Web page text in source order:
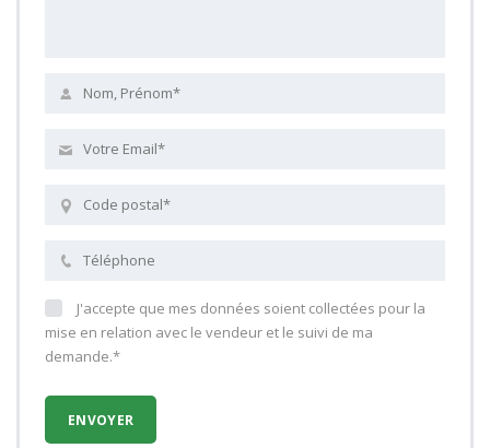
J'accepte que mes données soient collectées pour la
mise en relation avec le vendeur et le suivi de ma
demande.*